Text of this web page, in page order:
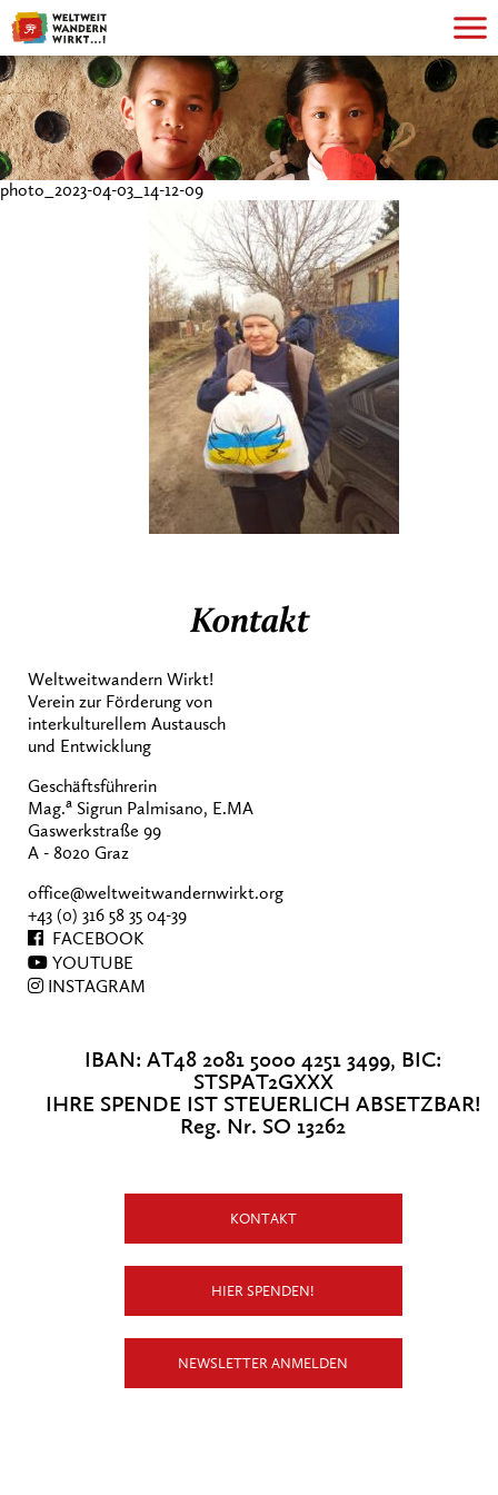
photo_2023-04-03_14-12-09
Kontakt
Weltweitwandern Wirkt!
Verein zur Förderung von
interkulturellem Austausch
und Entwicklung
Geschäftsführerin
Mag.a Sigrun Palmisano, E.MA
Gaswerkstraße 99
A - 8020 Graz
office@weltweitwandernwirkt.org
+43 (0) 316 58 35 04-39
FACEBOOK
YOUTUBE
INSTAGRAM
IBAN: AT48 2081 5000 4251 3499, BIC:
STSPAT2GXXX
IHRE SPENDE IST STEUERLICH ABSETZBAR!
Reg. Nr. SO 13262
KONTAKT
HIER SPENDEN!
NEWSLETTER ANMELDEN